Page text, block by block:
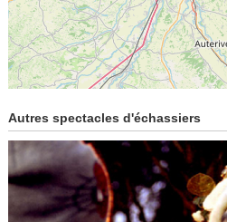
Autres spectacles d'échassiers